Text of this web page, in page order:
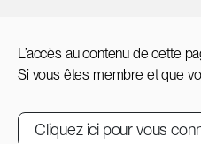
L’accès au contenu de cette
Si vous êtes membre et que
Cliquez ici pour vous